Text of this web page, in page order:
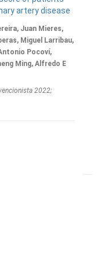
artery disease
Juan Mieres,
Miguel Larribau,
Pocoví,
Ming, Alfredo E
2022;